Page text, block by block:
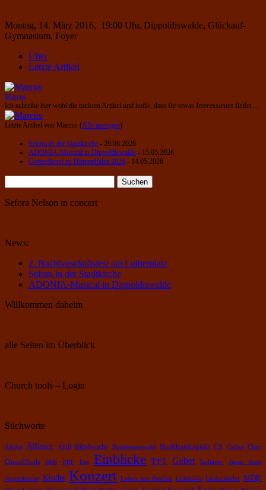
Montag, 14. März 2016, 19:00 Uhr, Dippoldiswalde, Glückauf-
Gymnasium, Foyer
Über
Letzte Artikel
Marcus
Ich schreibe hier wohl die meisten Artikel und hoffe, dass Ihr etwas Interessantes findet ...
Letzte Artikel von Marcus (Alle anzeigen)
Sefora in der Stadtkirche - 29.06.2026
ADONIA-Musical in Dippoldiswalde - 15.05.2026
Gottesdienst zu Himmelfahrt 2026 - 14.05.2026
nach:
Sefora Nelson in concert
News:
2. Nachbarschaftsfest am Lutherplatz
Sefora in der Stadtkirche
ADONIA-Musical in Dippoldiswalde
Willkommen daheim
alle Seiten im Überblick
Church tools – Login
Stichworte
Afrika Allianz Andi Bibelwoche Bundestagswahl Burkhardtsgrün CS Carlos Chor
ChurchTools EKK ERF Ehe Einblicke FFT Gebet Indianer James Bond
Jugendevent Kinder Konzert Leben mit Passion Lichtblicke Liederfinder MDR